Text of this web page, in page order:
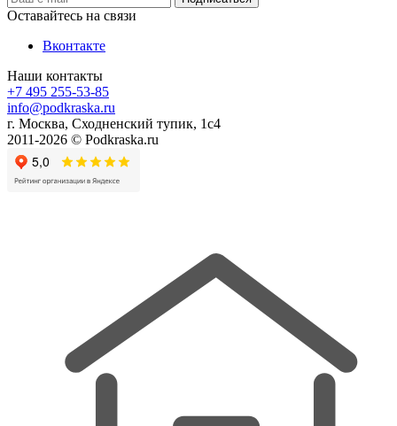
Оставайтесь на связи
Вконтакте
Наши контакты
+7 495 255-53-85
info@podkraska.ru
г. Москва, Сходненский тупик, 1с4
2011-2026 © Podkraska.ru